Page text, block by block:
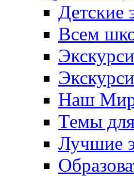
Детские
Всем
Наш
Темы
Лучшие